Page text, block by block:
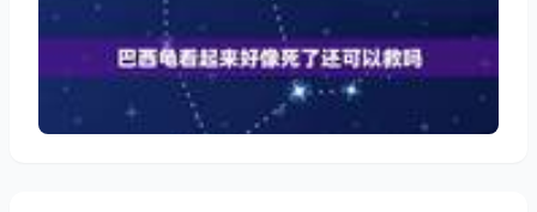
一息了，怎么救活？下面就一起来看看请问我的乌龟是
要死了吗？还有救吗？希望能够帮助到大家！ 巴西龟
看起来好像死了还可以救吗 可能是冬眠了。巴西龟脱
水死了能救吗。 你这个情况的话还是有一点严重了最
好把这条宠物